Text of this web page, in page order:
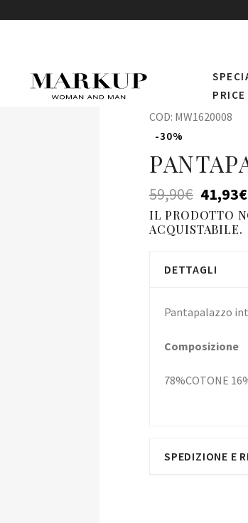
PRICE
COD: MW1620008
-30%
59,90€ 41,93€
IL PRODOTTO
ACQUISTABILE.
DETTAGLI
Pantapalazzo
Composizione
78%COTONE
SPEDIZIONE E